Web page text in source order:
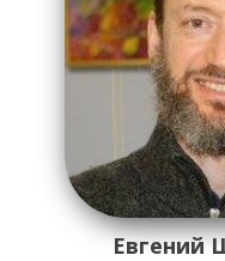
Евгений